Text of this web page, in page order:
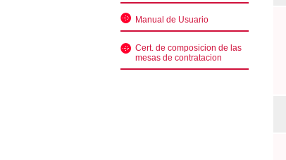
Manual de Usuario
Cert. de composicion de las
mesas de contratacion